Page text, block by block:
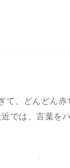
て、どんどん赤
では、言葉を